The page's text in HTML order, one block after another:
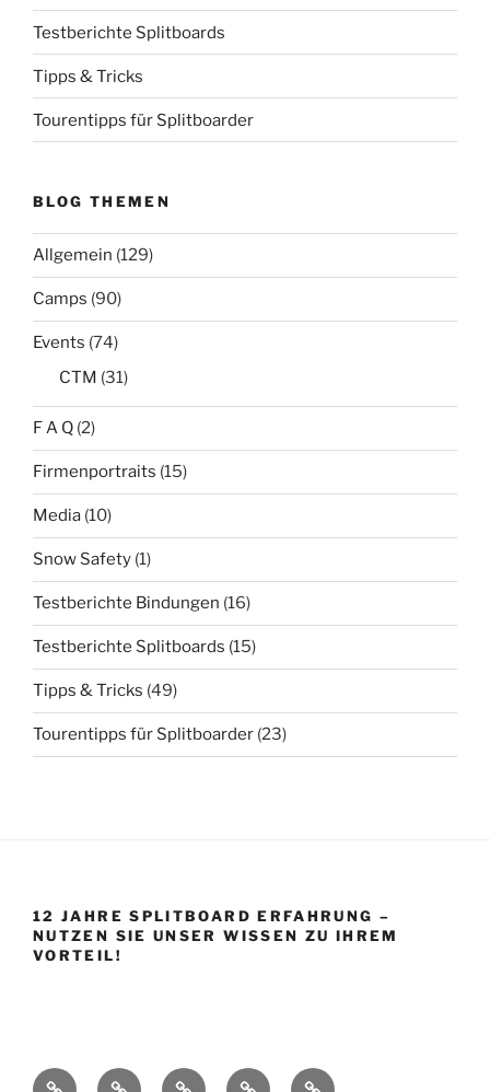
Testberichte Splitboards
Tipps & Tricks
Tourentipps für Splitboarder
BLOG THEMEN
Allgemein (129)
Camps (90)
Events (74)
CTM (31)
F A Q (2)
Firmenportraits (15)
Media (10)
Snow Safety (1)
Testberichte Bindungen (16)
Testberichte Splitboards (15)
Tipps & Tricks (49)
Tourentipps für Splitboarder (23)
12 JAHRE SPLITBOARD ERFAHRUNG –
NUTZEN SIE UNSER WISSEN ZU IHREM
VORTEIL!
StartseiteShop SplitboardÜber Impressum